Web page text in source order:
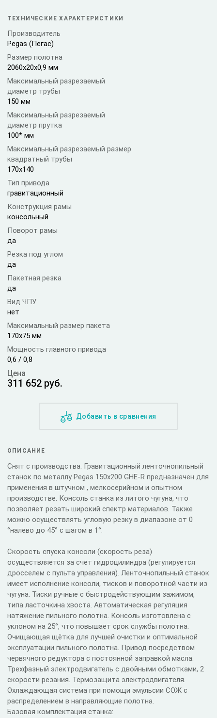
ТЕХНИЧЕСКИЕ ХАРАКТЕРИСТИКИ
Производитель
Pegas (Пегас)
Размер полотна
2060x20x0,9 мм
Максимальный разрезаемый
диаметр трубы
150 мм
Максимальный разрезаемый
диаметр прутка
100* мм
Максимальный разрезаемый размер
квадратный трубы
170x140
Тип привода
гравитационный
Конструкция рамы
консольный
Поворот рамы
да
Резка под углом
да
Пакетная резка
да
Вид ЧПУ
нет
Максимальный размер пакета
170x75 мм
Мощность главного привода
0,6 / 0,8
Цена
311 652 руб.
Добавить в сравнения
ОПИСАНИЕ
Снят с производства. Гравитационный ленточнопильный
станок по металлу Pegas 150x200 GHE-R предназначен для
применения в штучном , мелкосерийном и опытном
производстве. Консоль станка из литого чугуна, что
позволяет резать широкий спектр материалов. Также
можно осуществлять угловую резку в диапазоне от 0
°налево до 45° с шагом в 1°.
Скорость спуска консоли (скорость реза)
осуществляется за счет гидроцилиндра (регулируется
дросселем с пульта управления). Ленточнопильный станок
имеет исполнение консоли, тисков и поворотной части из
чугуна. Тиски ручные с быстродействующим зажимом,
типа ласточкина хвоста. Автоматическая регуляция
натяжение пильного полотна. Консоль изготовлена с
уклоном на 25°, что повышает срок службы полотна.
Очищающая щётка для лучшей очистки и оптимальной
эксплуатации пильного полотна. Привод посредством
червячного редуктора с постоянной заправкой масла.
Трехфазный электродвигатель с двойными обмотками, 2
скорости резания. Термозащита электродвигателя.
Охлаждающая система при помощи эмульсии СОЖ с
распределением в направляющие полотна.
Базовая комплектация станка: